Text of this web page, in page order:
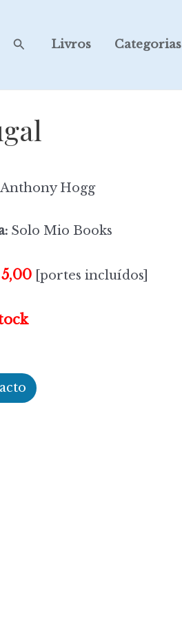
SearchLivros Categorias
Anthony Hogg
Solo Mio Books
5,00 [portes incluídos]